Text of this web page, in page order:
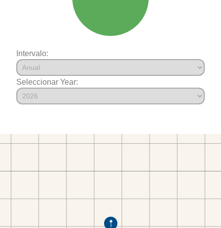
Intervalo:
Seleccionar Year: